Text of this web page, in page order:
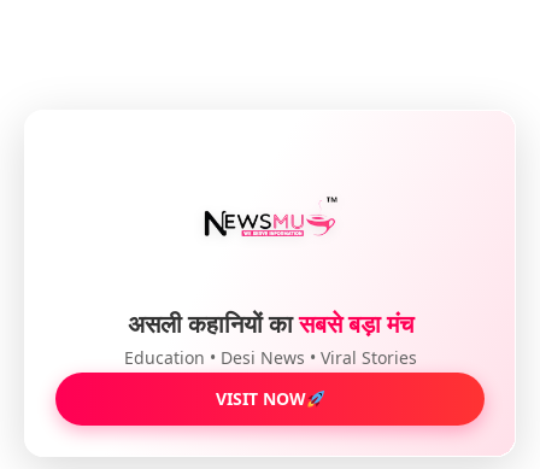
असली कहानियों कासबसे बड़ा मंच
Education • Desi News • Viral Stories
VISIT NOW